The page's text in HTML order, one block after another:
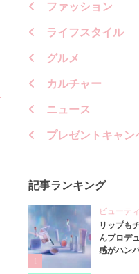
ファッション
ライフスタイル
グルメ
カルチャー
ニュース
プレゼントキャン
記事ランキング
ビューテ
リップも
んプロデ
感がハン